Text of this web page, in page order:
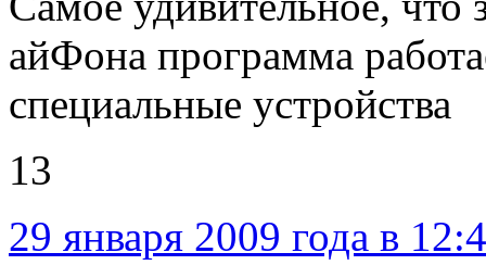
айФона программа
специальные устройства
13
29 января 2009 года в